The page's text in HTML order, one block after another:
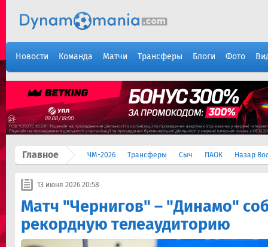
Новости Команда Матчи Трансферы Блоги Фото
Главное ЧМ-2026 Трансферы Сыч ПАОК Назар
13 июня 2026 20:58
Матч "Чернигов" – "Динамо"
рекордную телеаудиторию